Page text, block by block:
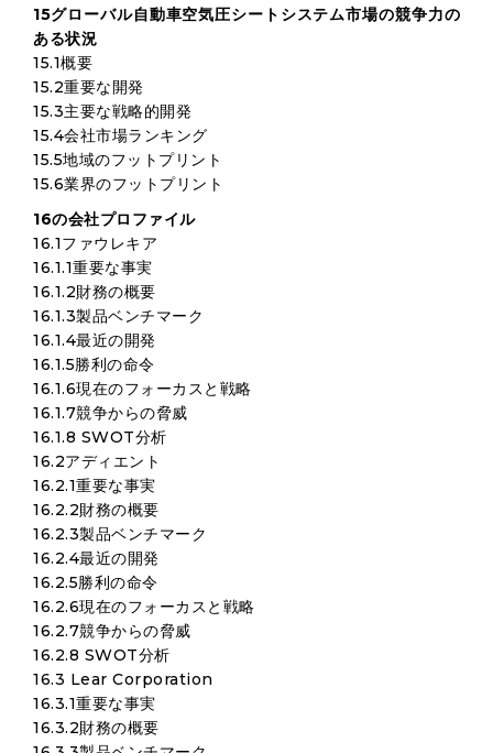
15グローバル自動車空気圧シートシステム市場の競争力の
ある状況
15.1概要
15.2重要な開発
15.3主要な戦略的開発
15.4会社市場ランキング
15.5地域のフットプリント
15.6業界のフットプリント
16の会社プロファイル
16.1ファウレキア
16.1.1重要な事実
16.1.2財務の概要
16.1.3製品ベンチマーク
16.1.4最近の開発
16.1.5勝利の命令
16.1.6現在のフォーカスと戦略
16.1.7競争からの脅威
16.1.8 SWOT分析
16.2アディエント
16.2.1重要な事実
16.2.2財務の概要
16.2.3製品ベンチマーク
16.2.4最近の開発
16.2.5勝利の命令
16.2.6現在のフォーカスと戦略
16.2.7競争からの脅威
16.2.8 SWOT分析
16.3 Lear Corporation
16.3.1重要な事実
16.3.2財務の概要